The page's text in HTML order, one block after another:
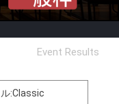
number of
positions
Rema
Event Results
:Classic